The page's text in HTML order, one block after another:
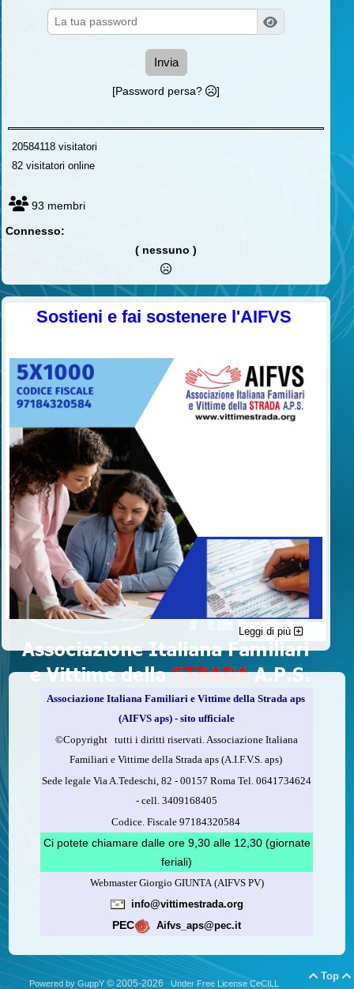
Invia
[Password persa? ]
20584118 visitatori
82 visitatori online
93 membri
Connesso:
( nessuno )
Sostieni e fai sostenere l'AIFVS
C'è un modo di contribuire alle attività dell’A.I.F.V.S. a favore
delle vittime della strada e per dare giustizia ai superstiti ed ai
loro familiari che non costa nulla: devolvere il 5 per mille della
Compila la scheda CUD o del modello 730.
Firma nel riquadro indicato come “Sostegno delle
organizzazioni non lucrative di utilità sociale, delle associazioni
Indica nel riquadro il codice fiscale dell’A.I.F.V.S.:
97184320584
Leggi come fare
(versione stampabile)
Leggi di più
Associazione Italiana Familiari e Vittime della Strada aps
(AIFVS aps) - sito ufficiale
©​Copyright tutti i diritti riservati. Associazione Italiana
Familiari e Vittime della Strada aps (A.I.F.V.S. aps)
Sede legale Via A.Tedeschi, 82 - 00157 Roma Tel. 0641734624
-cell.3409168405
Codice. Fiscale 97184320584
Ci potete chiamare dalle ore 9,30 alle 12,30 (giornate
feriali)
Webmaster Giorgio GIUNTA (AIFVS PV)
info@vittimestrada.org
PEC Aifvs_aps@pec.it
Top 
Powered by GuppY© 2005-2026 Under Free License CeCILL